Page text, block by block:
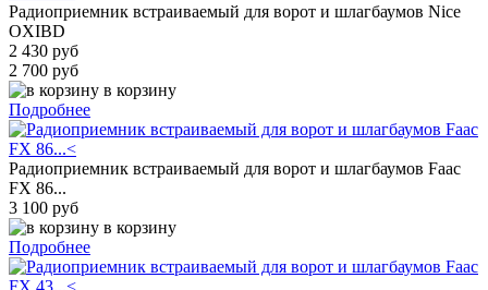
Радиоприемник встраиваемый для ворот и шлагбаумов Nice
OXIBD
2 430 руб
2 700 руб
в корзину
Подробнее
Радиоприемник встраиваемый для ворот и шлагбаумов Faac
FX 86...
3 100 руб
в корзину
Подробнее